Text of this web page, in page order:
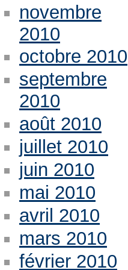
novembre
2010
octobre 2010
septembre
2010
août 2010
juillet 2010
juin 2010
mai 2010
avril 2010
mars 2010
février 2010